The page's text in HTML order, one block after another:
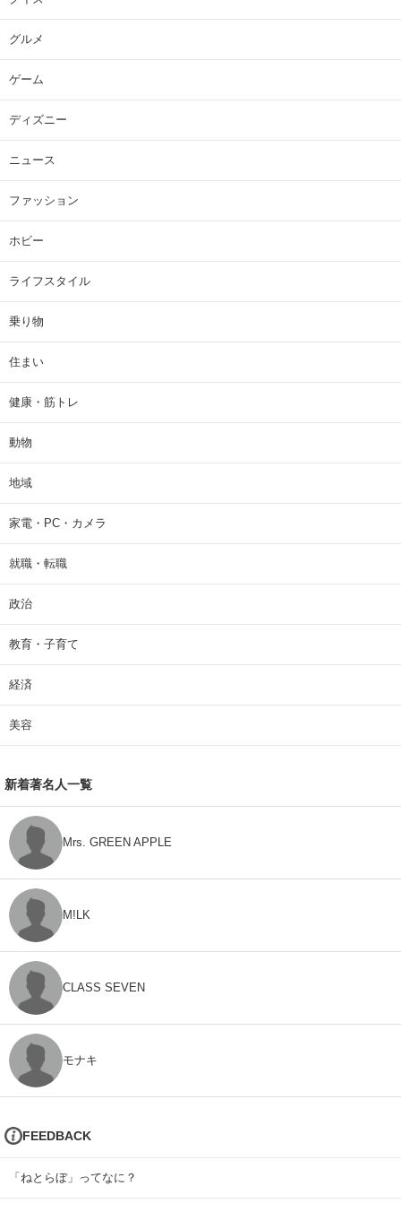
グルメ
ゲーム
ディズニー
ニュース
ファッション
ホビー
ライフスタイル
乗り物
住まい
健康・筋トレ
動物
地域
家電・PC・カメラ
就職・転職
政治
教育・子育て
経済
美容
新着著名人一覧
Mrs. GREEN APPLE
M!LK
CLASS SEVEN
モナキ
FEEDBACK
「ねとらぼ」ってなに？